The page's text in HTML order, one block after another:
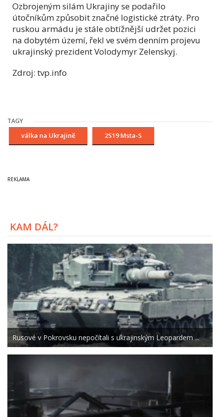
Ozbrojeným silám Ukrajiny se podařilo
útočníkům způsobit značné logistické ztráty. Pro
ruskou armádu je stále obtížnější udržet pozici
na dobytém území, řekl ve svém denním projevu
ukrajinský prezident Volodymyr Zelenskyj.
Zdroj: tvp.info
TAGY
válka na Ukrajině 2S19 Msta-S
KAM DÁL?
Rusové v Pokrovsku nepočítali s ukrajinským Leopardem ...